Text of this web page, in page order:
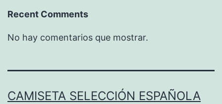
Recent Comments
No hay comentarios que mostrar.
CAMISETA SELECCIÓN ESPAÑOLA